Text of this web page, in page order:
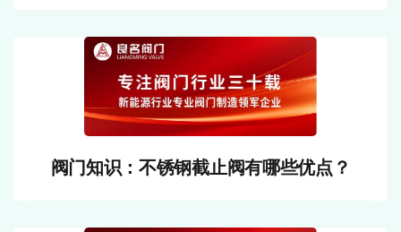
阀门知识：不锈钢截止阀有哪些优点？